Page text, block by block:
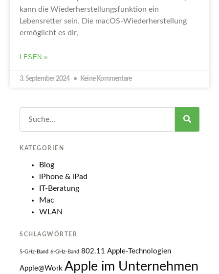
kann die Wiederherstellungsfunktion ein
Lebensretter sein. Die macOS-Wiederherstellung
ermöglicht es dir,
LESEN »
3. September 2024 Keine Kommentare
KATEGORIEN
Blog
iPhone & iPad
IT-Beratung
Mac
WLAN
SCHLAGWÖRTER
5-GHz-Band 6-GHz-Band 802.11 Apple-Technologien
Apple@Work Apple im Unternehmen